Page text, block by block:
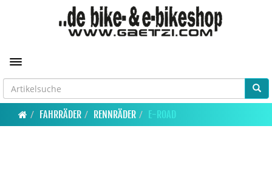
Toggle navigation
FAHRRÄDER RENNRÄDER E-ROAD